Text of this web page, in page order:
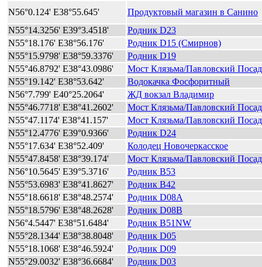
N56°0.124' E38°55.645'
Продуктовый магазин в Санино
N55°14.3256' E39°3.4518'
Родник D23
N55°18.176' E38°56.176'
Родник D15 (Смирнов)
N55°15.9798' E38°59.3376'
Родник D19
N55°46.8792' E38°43.0986'
Мост Клязьма/Павловский Посад
N55°19.142' E38°53.642'
Водокачка Фосфоритный
N56°7.799' E40°25.2064'
ЖД вокзал Владимир
N55°46.7718' E38°41.2602'
Мост Клязьма/Павловский
N55°47.1174' E38°41.157'
Мост Клязьма/Павловский
N55°12.4776' E39°0.9366'
Родник D24
N55°17.634' E38°52.409'
Колодец Новочеркасское
N55°47.8458' E38°39.174'
Мост Клязьма/Павловский
N56°10.5645' E39°5.3716'
Родник B53
N55°53.6983' E38°41.8627'
Родник B42
N55°18.6618' E38°48.2574'
Родник D08A
N55°18.5796' E38°48.2628'
Родник D08B
N56°4.5447' E38°51.6484'
Родник B51NW
N55°28.1344' E38°38.8048'
Родник D05
N55°18.1068' E38°46.5924'
Родник D09
N55°29.0032' E38°36.6684'
Родник D03